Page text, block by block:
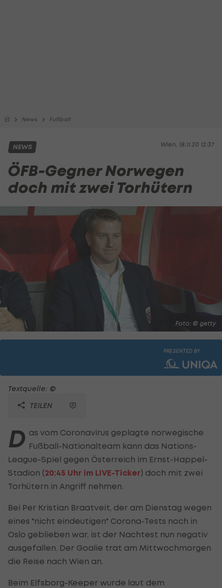
News Fußball
Wien, 18.11.20 12:37
NEWS
ÖFB-Gegner Norwegen
doch mit zwei Torhütern
Foto: © getty
PRESENTED BY
Textquelle: ©
TEILEN
D as vom Coronavirus geplagte norwegische
Fußball-Nationalteam kann das Nations-
League-Spiel gegen Österreich im Ernst-Happel-
Stadion (20:45 Uhr im LIVE-Ticker) doch mit zwei
Torhütern in Angriff nehmen.
Bei Per Kristian Braatveit, der am Dienstag wegen
eines "nicht eindeutigen" Corona-Tests noch in
Oslo geblieben war, ist der Nachtest nun negativ
ausgefallen. Der Goalie trat am Mittwochmorgen
die Reise nach Wien an.
Beim Elfsborg-Keeper wurde laut dem